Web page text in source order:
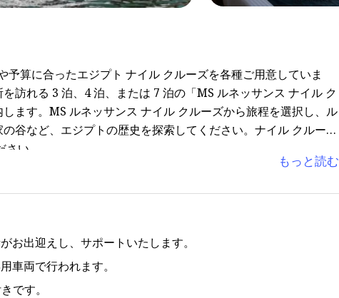
算に合ったエジプト ナイル クルーズを各種ご用意していま
訪れる 3 泊、4 泊、または 7 泊の「MS ルネッサンス ナイル ク
ます。MS ルネッサンス ナイル クルーズから旅程を選択し、ル
谷など、エジプトの歴史を探索してください。ナイル クルーズ
い。
もっと読む
お出迎えし、サポートいたします。
車両で行われます。
です。